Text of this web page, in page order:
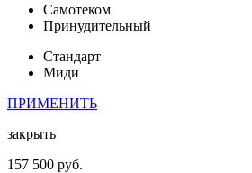
Самотеком
Принудительный
Стандарт
Миди
ПРИМЕНИТЬ
закрыть
157 500 руб.